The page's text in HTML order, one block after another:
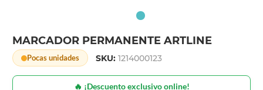
MARCADOR PERMANENTE ARTLINE
Pocas unidades SKU:1214000123
🔥 ¡Descuento exclusivo online!